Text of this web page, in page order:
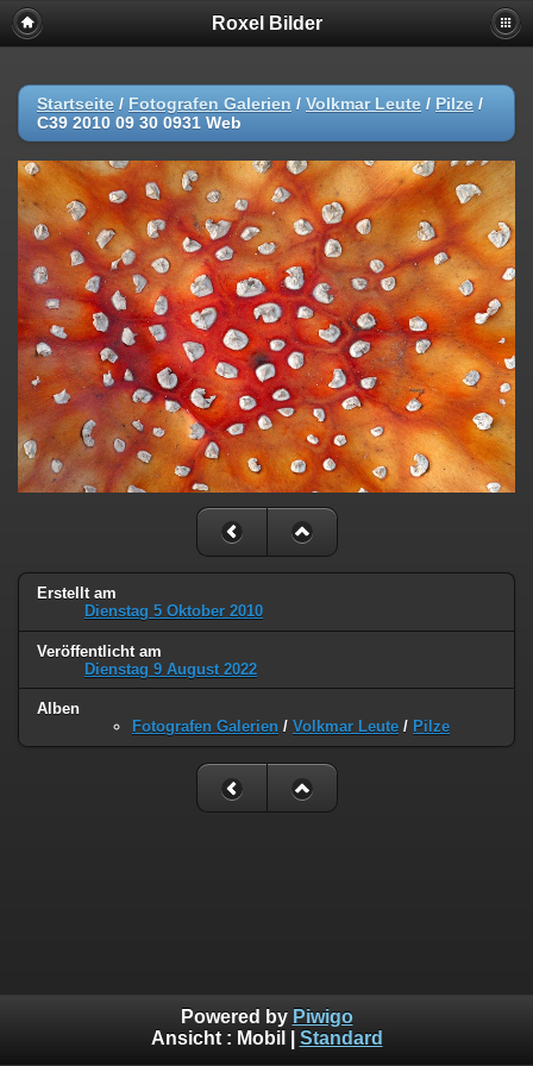
Roxel Bilder
Startseite / Fotografen Galerien / Volkmar Leute / Pilze /
C39 2010 09 30 0931 Web
Erstellt am
Dienstag 5 Oktober 2010
Veröffentlicht am
Dienstag 9 August 2022
Alben
Fotografen Galerien / Volkmar Leute / Pilze
Powered by Piwigo
Ansicht : Mobil Standard